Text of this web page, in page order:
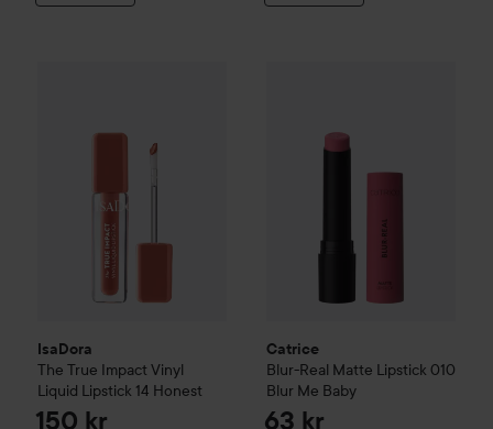
IsaDora
The True Impact Vinyl
Liquid Lipstick 14 Honest
150 kr
Catrice
Blur-Real Matte Lipstick 010
Blur Me Baby
63 kr